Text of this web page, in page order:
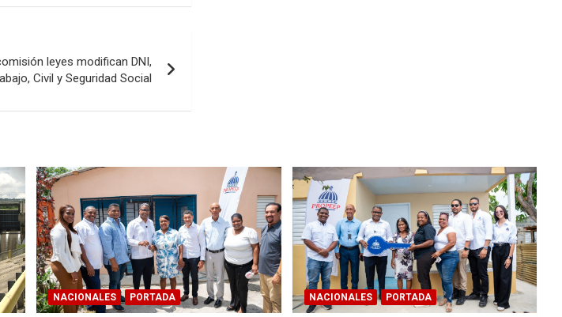
leyes modifican DNI,
Civil y Seguridad Social
NACIONALES PORTADA NACIONALES PORTADA